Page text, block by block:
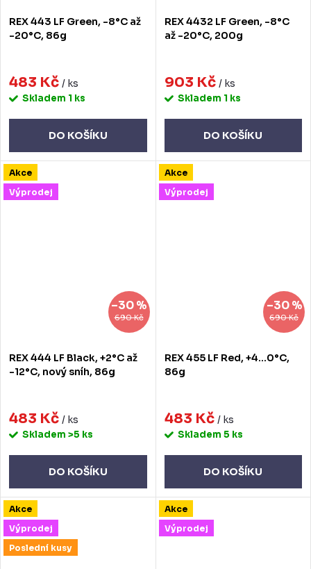
REX 443 LF Green, -8°C až
-20°C, 86g
483 Kč / ks
Skladem 1 ks
DO KOŠÍKU
REX 4432 LF Green, -8°C
až -20°C, 200g
903 Kč / ks
Skladem 1 ks
DO KOŠÍKU
Akce
Výprodej
690 Kč
–30 %
REX 444 LF Black, +2°C až
-12°C, nový sníh, 86g
483 Kč / ks
Skladem >5 ks
DO KOŠÍKU
Akce
Výprodej
690 Kč
–30 %
REX 455 LF Red, +4...0°C,
86g
483 Kč / ks
Skladem 5 ks
DO KOŠÍKU
Akce
Výprodej
Poslední kusy
Akce
Výprodej